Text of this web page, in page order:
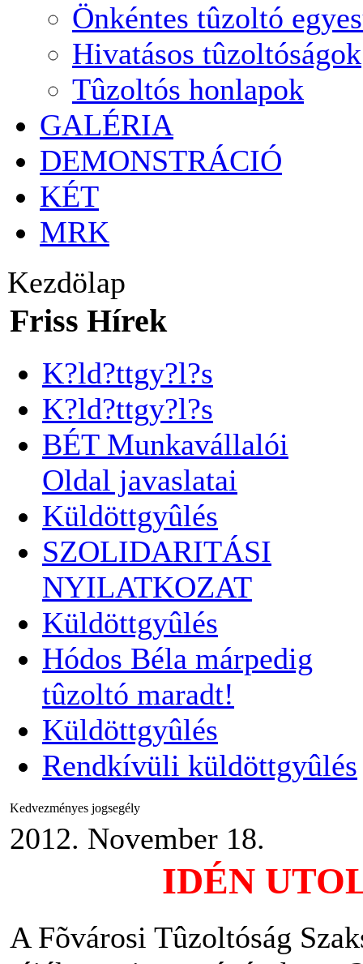
Önkéntes tûzoltó
Hivatásos tûzoltóságok
Tûzoltós honlapok
GALÉRIA
DEMONSTRÁCIÓ
KÉT
MRK
Kezdölap
Friss Hírek
K?ld?ttgy?l?s
K?ld?ttgy?l?s
BÉT Munkavállalói
Oldal javaslatai
Küldöttgyûlés
SZOLIDARITÁSI
NYILATKOZAT
Küldöttgyûlés
Hódos Béla márpedig
tûzoltó maradt!
Küldöttgyûlés
Rendkívüli küldöttgyûlés
Kedvezményes jogsegély
2012. November 18.
IDÉN
A Fõvárosi Tûzoltóság